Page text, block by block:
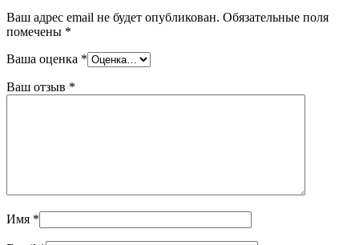
Ваш адрес email не будет опубликован. Обязательные поля
помечены *
Ваша оценка *
Ваш отзыв *
Имя *